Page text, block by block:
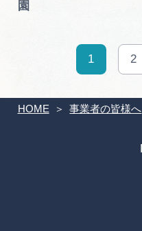
HOME 事業者の皆様へ
園
1 2